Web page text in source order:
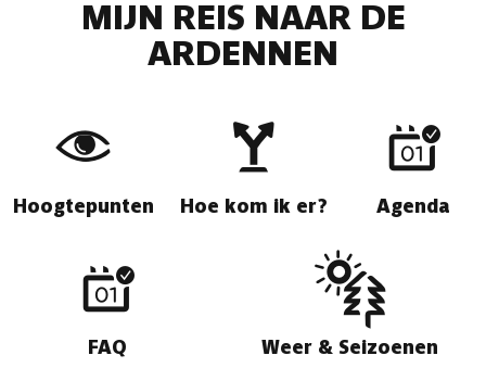
MIJN REIS NAAR DE
ARDENNEN
Hoogtepunten Hoe kom ik er? Agenda
FAQ Weer & Seizoenen